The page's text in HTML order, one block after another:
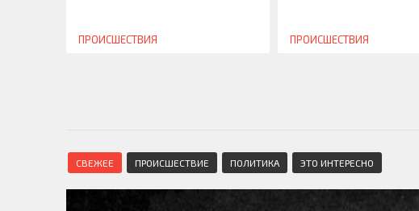
ПРОИСШЕСТВИЯ ПРОИСШЕСТВИЯ
СВЕЖЕЕ ПРОИСШЕСТВИЕ ПОЛИТИКА ЭТО ИНТЕРЕСНО